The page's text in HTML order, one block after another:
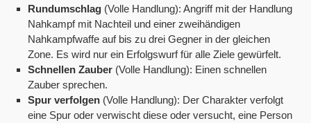
Rundumschlag (Volle Handlung): Angriff mit der Handlung
Nahkampf mit Nachteil und einer zweihändigen
Nahkampfwaffe auf bis zu drei Gegner in der gleichen
Zone. Es wird nur ein Erfolgswurf für alle Ziele gewürfelt.
Schnellen Zauber (Volle Handlung): Einen schnellen
Zauber sprechen.
Spur verfolgen (Volle Handlung): Der Charakter verfolgt
eine Spur oder verwischt diese oder versucht, eine Person